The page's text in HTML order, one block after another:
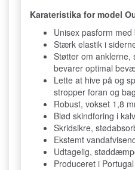
Karateristika for model
Unisex pasform
Stærk elastik i
Støtter om anklerne,
bevarer optimal
Lette at hive på og
stropper foran og
Robust, vokset 1,8
Blød skindforing i
Skridsikre,
Ekstemt
Udtagelig,
Produceret i Portugal